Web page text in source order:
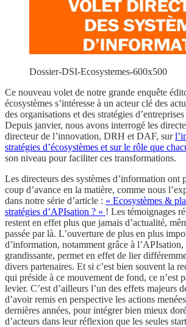
Dossier-DSI-Ecosystemes-600x500
Ce nouveau volet de notre grande enquête
écosystèmes s’intéresse à un acteur clé des
des organisations et des stratégies
Depuis janvier, nous avons interrogé les
directeur de l’innovation, DRH et DAF, sur
stratégies d’écosystèmes et sur le rôle que
son niveau pour faciliter ces transformations.
Les directeurs des systèmes d’information ont
coup d’avance en la matière, comme nous
dans notre série d’article : « Ecosystèmes &
stratégies d’APIsation ? » ! Les témoignages
restent en effet plus que jamais d’actualité,
passée par là. L’ouverture de plus en plus
d’information, notamment grâce à
grandissante, permet en effet de lier
divers partenaires. Et si c’est bien souvent la
qui préside à ce mouvement de fond, ce n’est
levier. C’est d’ailleurs l’un des effets majeurs
d’avoir remis en perspective les actions
dernières années, pour intégrer bien mieux
d’acteurs dans leur réflexion que les seules